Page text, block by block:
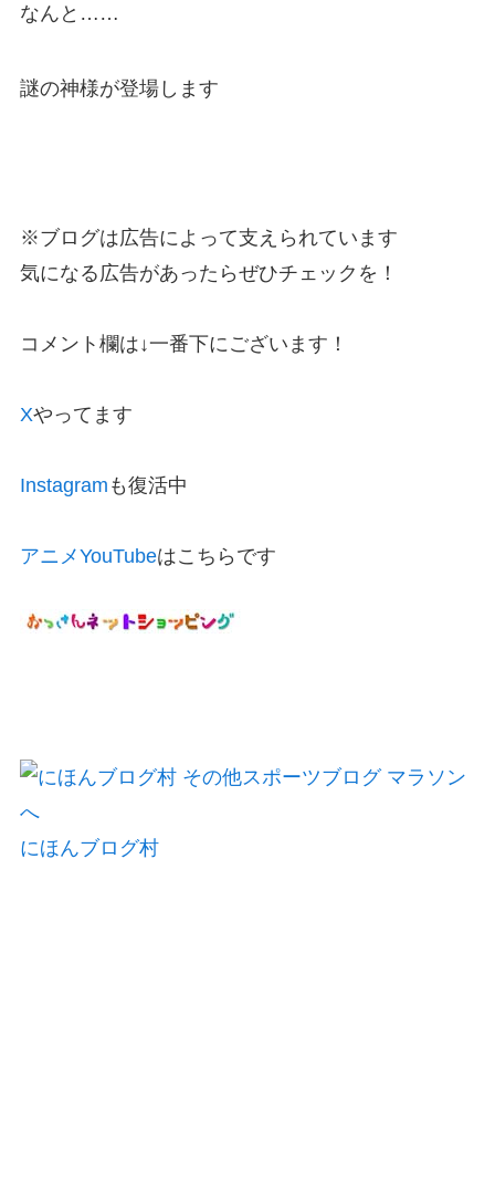
なんと……
謎の神様が登場します
※ブログは広告によって支えられています
気になる広告があったらぜひチェックを！
コメント欄は↓一番下にございます！
Xやってます
Instagram も復活中
アニメYouTubeはこちらです
にほんブログ村